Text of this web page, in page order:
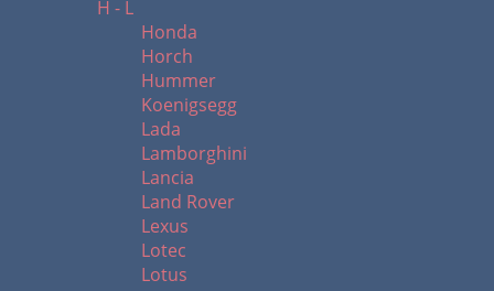
H - L
Honda
Horch
Hummer
Koenigsegg
Lada
Lamborghini
Lancia
Land Rover
Lexus
Lotec
Lotus